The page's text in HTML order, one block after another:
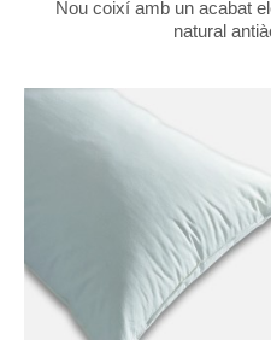
Nou coixí amb un acabat
natural